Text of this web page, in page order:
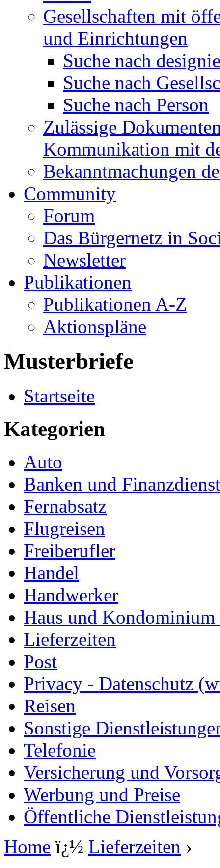
Gesellschaften mit
und Einrichtungen
Suche nach
Suche nach
Suche nach Person
Zulässige
Kommunikation mit
Bekanntmachungen
Community
Forum
Das Bürgernetz in
Newsletter
Publikationen
Publikationen A-Z
Aktionspläne
Musterbriefe
Startseite
Kategorien
Auto
Banken und
Fernabsatz
Flugreisen
Freiberufler
Handel
Handwerker
Haus und
Lieferzeiten
Post
Privacy - Datenschutz
Reisen
Sonstige
Telefonie
Versicherung und
Werbung und Preise
Öffentliche
Home ï¿½ Lieferzeiten ›